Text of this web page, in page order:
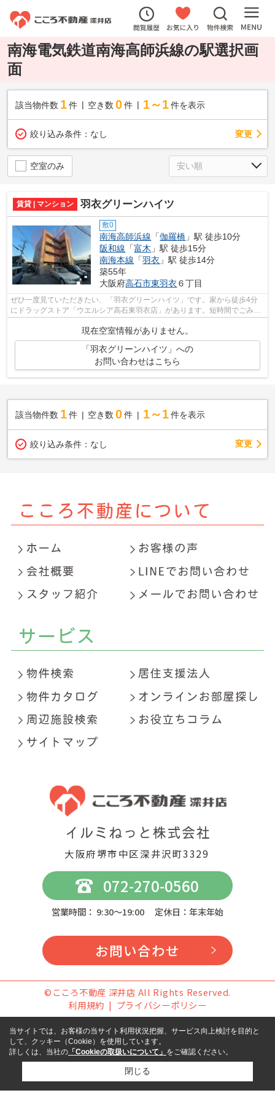
南海電気鉄道南海高師浜線の駅選択画
面
該当物件数 1件 空き数 0 件 1～1 件を表示
絞り込み条件： なし 変更
空室のみ
賃貸 | マンション 羽衣グリーンハイツ
敷0
南海高師浜線 「伽羅橋 」駅 徒歩10分
阪和線 「富木 」駅 徒歩15分
南海本線 「羽衣 」駅 徒歩14分
築55年
大阪府高石市東羽衣６丁目
ぜひ一度見ていただきたい、「羽衣グリーンハイツ」です。家から徒歩4分
にドラッグストア「ウエルシア高石東羽衣店」があります。短時間でごみ出
現在空室情報がありません。
「羽衣グリーンハイツ」への
お問い合わせはこちら
該当物件数 1件 空き数 0 件 1～1 件を表示
絞り込み条件： なし 変更
大阪府堺市中区深井沢町3329
072-270-0560
営業時間： 9:30～19:00 定休日：年末年始
お問い合わせ
©こころ不動産 深井店 All Rights Reserved.
利用規約
プライバシーポリシー
当サイトでは、お客様の当サイト利用状況把握、サービス向上検討を目的と
して、クッキー（Cookie）を使用しています。
詳しくは、当社の 「Cookieの取扱いについて」 をご確認ください。
閉じる